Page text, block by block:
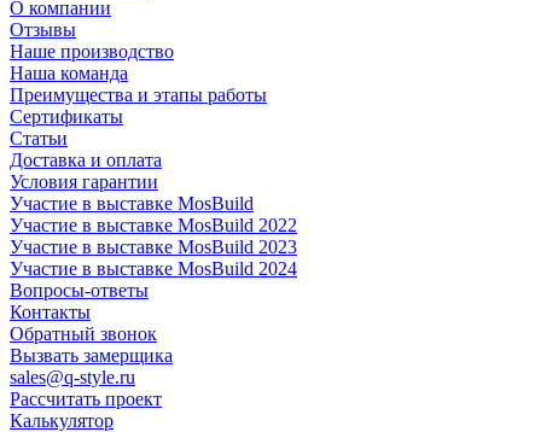
О компании
Отзывы
Наше производство
Наша команда
Преимущества и этапы работы
Сертификаты
Статьи
Доставка и оплата
Условия гарантии
Участие в выставке MosBuild
Участие в выставке MosBuild 2022
Участие в выставке MosBuild 2023
Участие в выставке MosBuild 2024
Вопросы-ответы
Контакты
Обратный звонок
Вызвать замерщика
sales@q-style.ru
Рассчитать проект
Калькулятор